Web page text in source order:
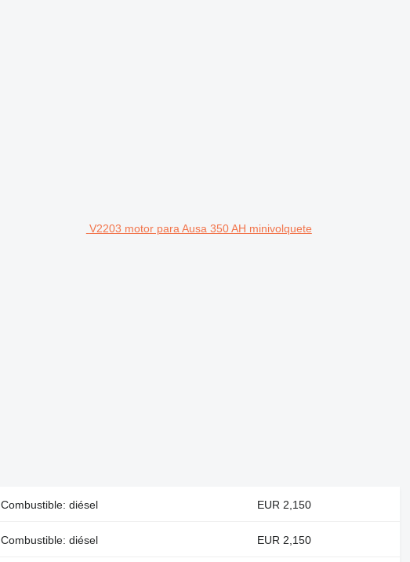
V2203 motor para Ausa 350 AH minivolquete
Combustible: diésel EUR 2,150
Combustible: diésel EUR 2,150